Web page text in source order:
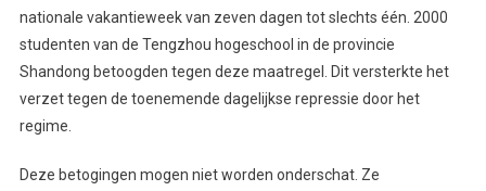
nationale vakantieweek van zeven dagen tot slechts één. 2000
studenten van de Tengzhou hogeschool in de provincie
Shandong betoogden tegen deze maatregel. Dit versterkte het
verzet tegen de toenemende dagelijkse repressie door het
regime.
Deze betogingen mogen niet worden onderschat. Ze